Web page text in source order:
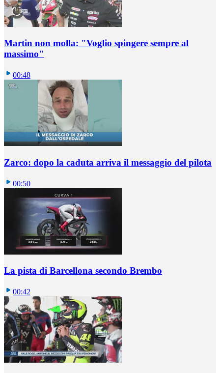
Martin non molla: "Voglio spingere sempre al
massimo"
00:48
Zarco: dopo la caduta arriva il messaggio del pilota
00:50
La pista di Barcellona secondo Brembo
00:42